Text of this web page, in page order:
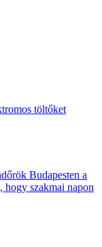
töltőket
Budapesten a
hogy szakmai napon